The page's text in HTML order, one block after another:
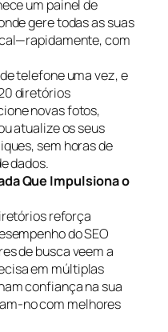
um painel de
gere todas as suas
com
telefone uma vez, e
diretórios
novas fotos,
atualize os seus
sem horas de
dados.
Que Impulsiona o
reforça
do SEO
de busca veem a
em múltiplas
confiança na sua
no com melhores